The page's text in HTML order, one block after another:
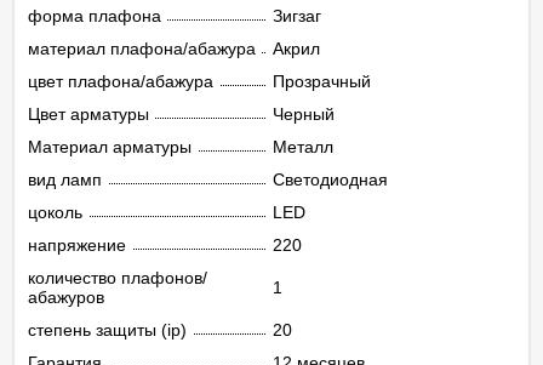
форма плафона
Зигзаг
материал плафона/абажура
Акрил
цвет плафона/абажура
Прозрачный
Цвет арматуры
Черный
Материал арматуры
Металл
вид ламп
Светодиодная
цоколь
LED
напряжение
220
количество плафонов/
абажуров
1
степень защиты (ip)
20